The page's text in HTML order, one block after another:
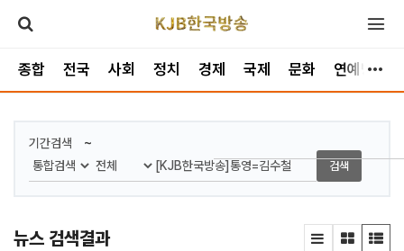
종합 전국 사회 정치 경제 국제 문화 연예방송
기간검색 ~
검색
뉴스 검색결과